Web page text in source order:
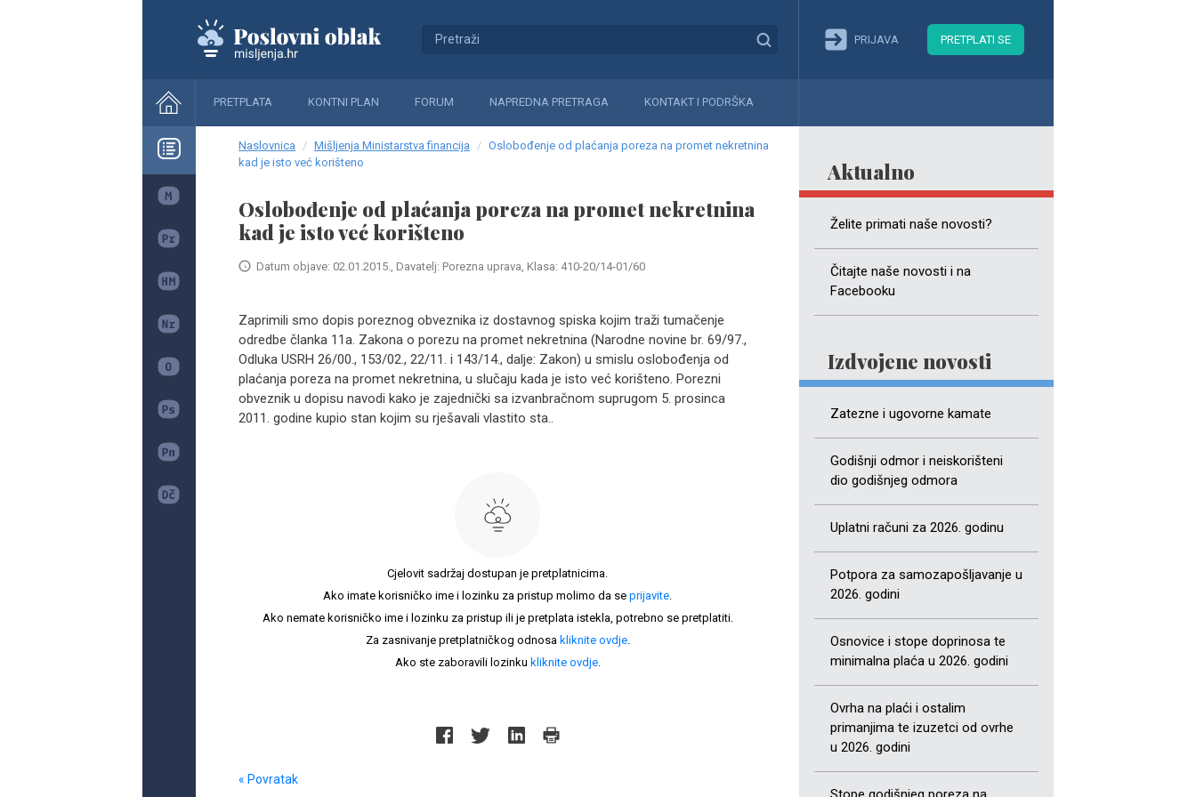
PRIJAVA PRETPLATI SE
PRETPLATA KONTNI PLAN FORUM NAPREDNA PRETRAGA KONTAKT I PODRŠKA
Aktualno
Želite primati naše novosti?
Čitajte naše novosti i na
Facebooku
Izdvojene novosti
Zatezne i ugovorne kamate
Godišnji odmor i neiskorišteni
dio godišnjeg odmora
Uplatni računi za 2026. godinu
Potpora za samozapošljavanje u
2026. godini
Osnovice i stope doprinosa te
minimalna plaća u 2026. godini
Ovrha na plaći i ostalim
primanjima te izuzetci od ovrhe
u 2026. godini
Naslovnica Mišljenja Ministarstva financija
Oslobođenje od plaćanja poreza na promet nekretnina
kad je isto već korišteno
Oslobođenje od plaćanja poreza na promet nekretnina
kad je isto već korišteno
Datum objave: 02.01.2015., Davatelj: Porezna uprava, Klasa: 410-20/14-01/60
Zaprimili smo dopis poreznog obveznika iz dostavnog spiska kojim traži tumačenje
odredbe članka 11a. Zakona o porezu na promet nekretnina (Narodne novine br. 69/97.,
Odluka USRH 26/00., 153/02., 22/11. i 143/14., dalje: Zakon) u smislu oslobođenja od
plaćanja poreza na promet nekretnina, u slučaju kada je isto već korišteno. Porezni
obveznik u dopisu navodi kako je zajednički sa izvanbračnom suprugom 5. prosinca
2011. godine kupio stan kojim su rješavali vlastito sta..
Cjelovit sadržaj dostupan je pretplatnicima.
Ako imate korisničko ime i lozinku za pristup molimo da se prijavite.
Ako nemate korisničko ime i lozinku za pristup ili je pretplata istekla, potrebno se pretplatiti.
Za zasnivanje pretplatničkog odnosa kliknite ovdje.
Ako ste zaboravili lozinku kliknite ovdje.
« Povratak